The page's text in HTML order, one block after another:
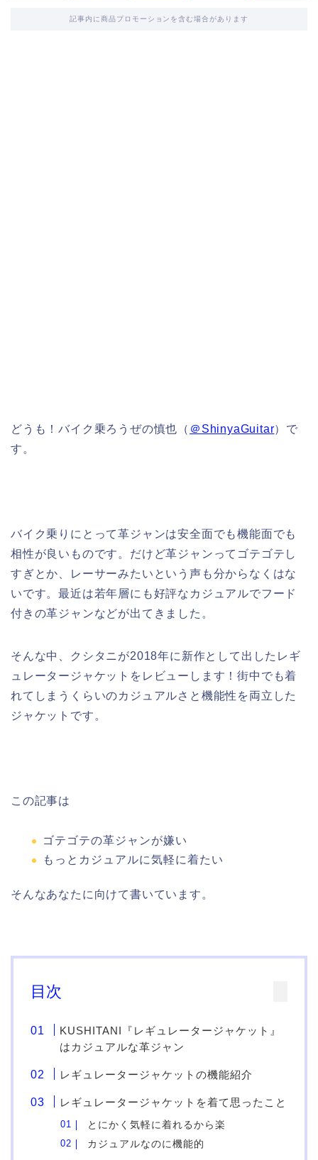
記事内に商品プロモーションを含む場合があります
どうも！バイク乗ろうぜの慎也（ ＠ShinyaGuitar）で
す。
バイク乗りにとって革ジャンは安全面でも機能面でも
相性が良いものです。だけど革ジャンってゴテゴテし
すぎとか、レーサーみたいという声も分からなくはな
いです。最近は若年層にも好評なカジュアルでフード
付きの革ジャンなどが出てきました。
そんな中、クシタニが2018年に新作として出したレギ
ュレータージャケットをレビューします！街中でも着
れてしまうくらいのカジュアルさと機能性を両立した
ジャケットです。
この記事は
ゴテゴテの革ジャンが嫌い
もっとカジュアルに気軽に着たい
そんなあなたに向けて書いています。
目次
KUSHITANI『レギュレータージャケット』
はカジュアルな革ジャン
レギュレータージャケットの機能紹介
レギュレータージャケットを着て思ったこと
とにかく気軽に着れるから楽
カジュアルなのに機能的